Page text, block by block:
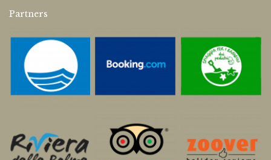
Partners